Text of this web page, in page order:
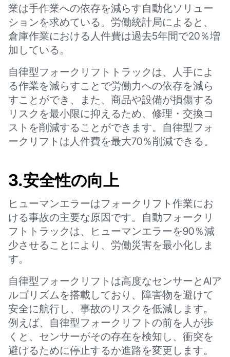
業は手作業への依存を減らす自動化ソリュー
ションを求めている。労働統計局によると、
倉庫作業における人件費は過去5年間で20％増
加している。
自律型フォークリフトトラックは、人手によ
る作業を減らすことで労働力への依存を減ら
すことができ、また、商品や設備が損傷する
リスクを最小限に抑えるため、修理・交換コ
ストを削減することができます。自律型フォ
ークリフトは人件費を最大70％削減できる。
3.安全性の向上
ヒューマンエラーはフォークリフト作業にお
ける事故の主要な原因です。自動フォークリ
フトトラックは、ヒューマンエラーを90％減
少させることにより、労働災害を最小化しま
す。
自律型フォークリフトは高度なセンサーとAIア
ルゴリズムを搭載しており、障害物を避けて
安全に航行し、事故のリスクを低減します。
例えば、自律型フォークリフトの前を人が歩
くと、センサーがその存在を検知し、衝突を
避けるために停止するか進路を変更します。